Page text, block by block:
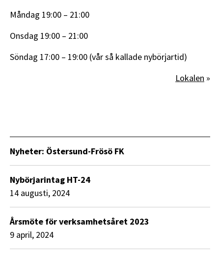
Måndag 19:00 – 21:00
Onsdag 19:00 – 21:00
Söndag 17:00 – 19:00 (vår så kallade nybörjartid)
Lokalen »
Nyheter: Östersund-Frösö FK
Nybörjarintag HT-24
14 augusti, 2024
Årsmöte för verksamhetsåret 2023
9 april, 2024